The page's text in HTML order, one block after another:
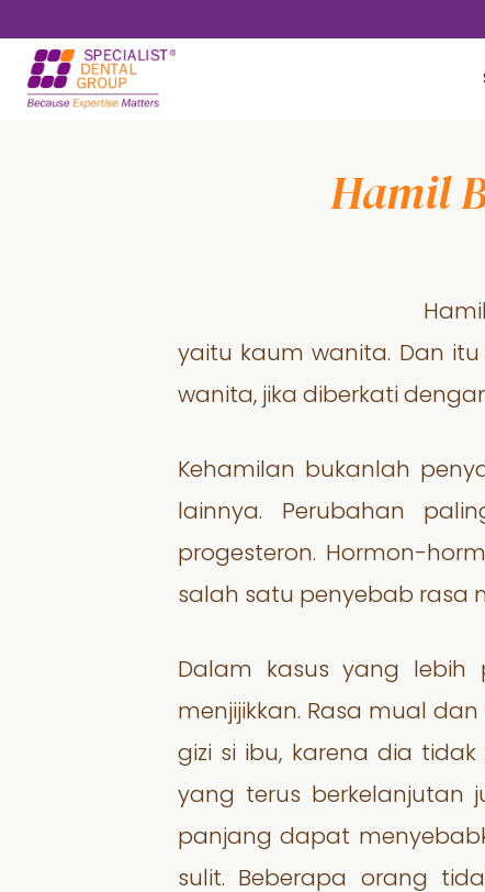
main
footer
Hamil
yaitu kaum wanita. Dan
wanita, jika diberkati
Kehamilan bukanlah
lainnya. Perubahan
progesteron. Hormon-
salah satu penyebab rasa
Dalam kasus yang lebih
menjijikkan. Rasa mual
gizi si ibu, karena dia
yang terus berkelanjutan
panjang dapat
sulit. Beberapa orang